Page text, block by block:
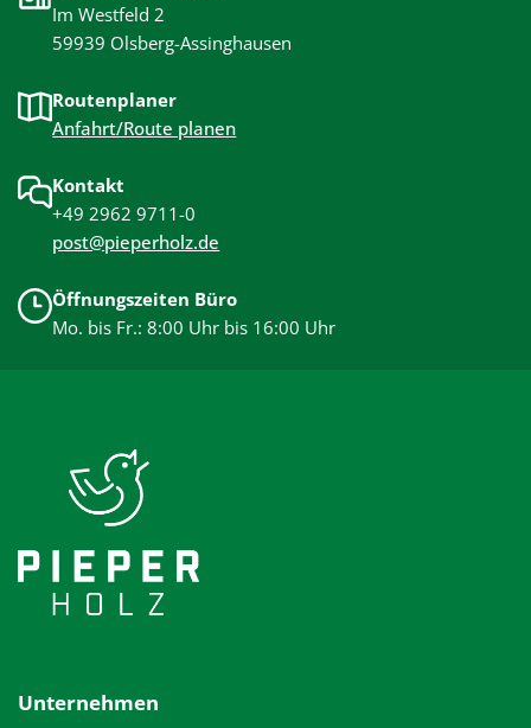
Im Westfeld 2
59939 Olsberg-Assinghausen
Routenplaner
Anfahrt/Route planen
Kontakt
+49 2962 9711-0
post@pieperholz.de
Öffnungszeiten Büro
Mo. bis Fr.: 8:00 Uhr bis 16:00 Uhr
Unternehmen